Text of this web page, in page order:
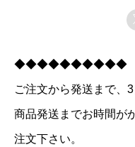
レビュー投稿
◆◆◆◆◆◆◆◆◆◆
ご注文から発送まで、
商品発送までお時間が
注文下さい。